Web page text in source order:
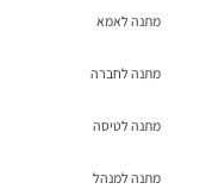
מתנה לאמא
מתנה לחברה
מתנה לטיסה
מתנה למנהל